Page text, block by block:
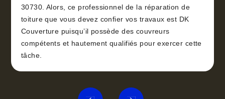
30730. Alors, ce professionnel de la réparation de
toiture que vous devez confier vos travaux est DK
Couverture puisqu’il possède des couvreurs
compétents et hautement qualifiés pour exercer cette
tâche.